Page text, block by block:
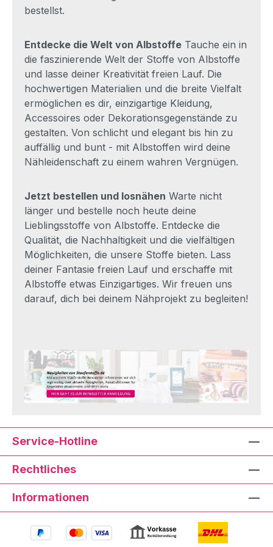
bestellst.
Entdecke die Welt von Albstoffe Tauche ein in
die faszinierende Welt der Stoffe von Albstoffe
und lasse deiner Kreativität freien Lauf. Die
hochwertigen Materialien und die breite Vielfalt
ermöglichen es dir, einzigartige Kleidung,
Accessoires oder Dekorationsgegenstände zu
gestalten. Von schlicht und elegant bis hin zu
auffällig und bunt - mit Albstoffen wird deine
Nähleidenschaft zu einem wahren Vergnügen.
Jetzt bestellen und losnähen Warte nicht
länger und bestelle noch heute deine
Lieblingsstoffe von Albstoffe. Entdecke die
Qualität, die Nachhaltigkeit und die vielfältigen
Möglichkeiten, die unsere Stoffe bieten. Lass
deiner Fantasie freien Lauf und erschaffe mit
Albstoffe etwas Einzigartiges. Wir freuen uns
darauf, dich bei deinem Nähprojekt zu begleiten!
Service-Hotline
Rechtliches
Informationen